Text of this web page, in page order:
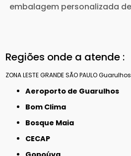
embalagem personalizada
Regiões onde a atende :
ZONA LESTEGRANDE SÃO PAULOGuarulhos
Aeroporto de Guarulhos
Bom Clima
Bosque Maia
CECAP